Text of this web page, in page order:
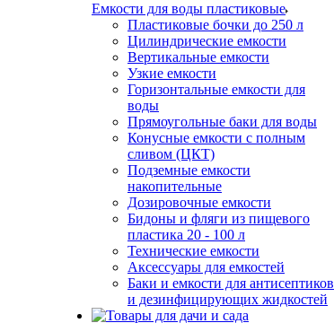
Емкости для воды пластиковые
Пластиковые бочки до 250 л
Цилиндрические емкости
Вертикальные емкости
Узкие емкости
Горизонтальные емкости для
воды
Прямоугольные баки для воды
Конусные емкости с полным
сливом (ЦКТ)
Подземные емкости
накопительные
Дозировочные емкости
Бидоны и фляги из пищевого
пластика 20 - 100 л
Технические емкости
Аксессуары для емкостей
Баки и емкости для антисептиков
и дезинфицирующих жидкостей